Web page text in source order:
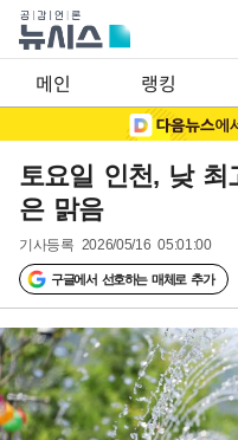
메인 랭킹
토요일 인천, 낮
은 맑음
기사등록 2026/05/16 05:01:00
구글에서 선호하는 매체로 추가